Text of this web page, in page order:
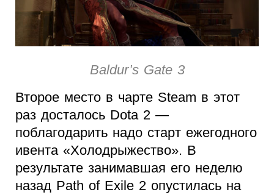
Baldur’s Gate 3
Второе место в чарте Steam в этот
раз досталось Dota 2 —
поблагодарить надо старт ежегодного
ивента «Холодрыжество». В
результате занимавшая его неделю
назад Path of Exile 2 опустилась на